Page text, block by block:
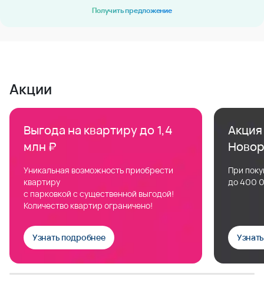
Получить предложение
Акции
Выгода на квартиру до 1,4
млн ₽
Уникальная возможность приобрести
квартиру
с парковкой с существенной выгодой!
Количество квартир ограничено!
Узнать подробнее
При
до 400